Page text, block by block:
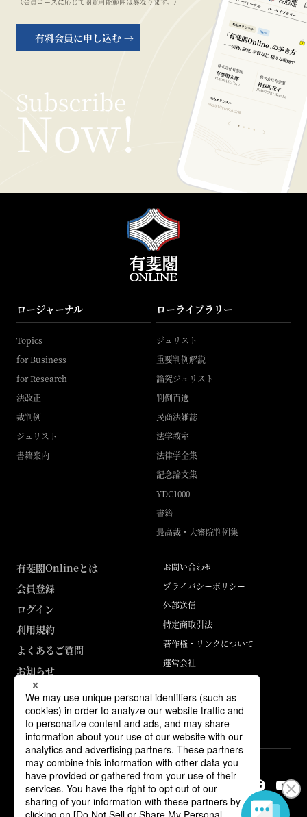
有料会員に申し込む →
ロージャーナル
Topics
for Business
for Research
法改正
裁判例
ジュリスト
書籍案内
ローライブラリー
ジュリスト
重要判例解説
論究ジュリスト
判例百選
民商法雑誌
法学教室
法律学全集
記念論文集
YDC1000
書籍
最高裁・大審院判例集
有斐閣Onlineとは
会員登録
ログイン
利用規約
よくあるご質問
お知らせ
お問い合わせ
プライバシーポリシー
外部送信
特定商取引法
著作権・リンクについて
運営会社